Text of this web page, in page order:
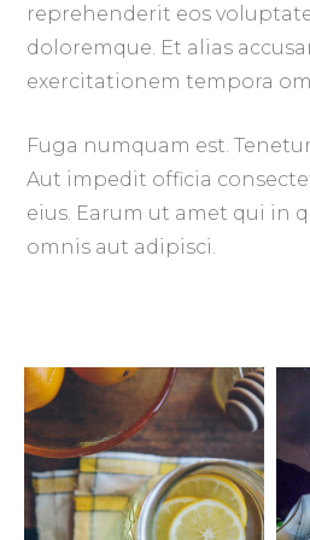
reprehenderit eos
doloremque. Et alias
exercitationem tempora
Fuga numquam est.
Aut impedit officia
eius. Earum ut amet qui in
omnis aut adipisci.